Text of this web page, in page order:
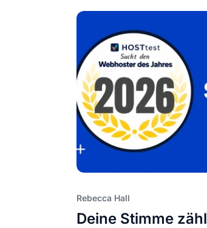
Rebecca Hall
Deine Stimme